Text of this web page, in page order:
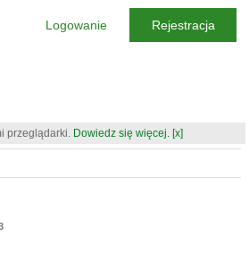
przeglądarki. Dowiedz się więcej. [x]
Logowanie Rejestracja